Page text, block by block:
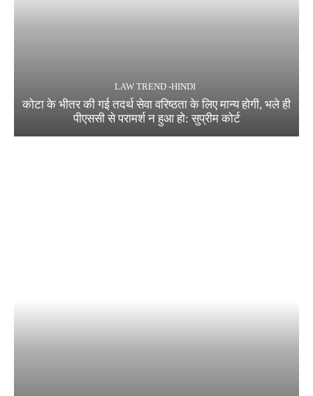
LAW TREND -HINDI
कोटा के भीतर की गई तदर्थ सेवा वरिष्ठता के लिए मान्य होगी, भले ही
पीएससी से परामर्श न हुआ हो: सुप्रीम कोर्ट